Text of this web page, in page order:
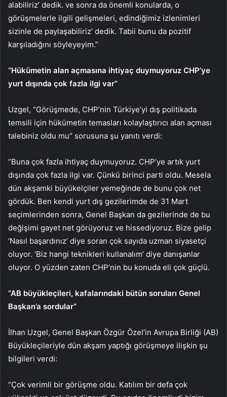
alabiliriz’ dedik. ve sonra da önemli konularda, o
görüşmelerle ilgili gelişmeleri, edindiğimiz izlenimleri
sizinle de paylaşabiliriz’ dedik. Tabii bunu da pozitif
karşıladığını söyleyeyim.”
“Hükümetin alan açmasına ihtiyaç duymuyoruz CHP’ye
yurt dışında çok fazla ilgi var”
Uzgel, “Görüşmede, CHP’nin Türkiye’yi dış politikada
temsili için hükümetin temasları kolaylaştırıcı alan açması
talebiniz oldu mu” sorusuna şu yanıtı verdi:
“Buna çok fazla ihtiyaç duymuyoruz. CHP’ye artık yurt
dışında çok fazla ilgi var. Çünkü birinci parti oldu. Mesela
dün akşamki büyükelçiler yemeğinde de bunu çok net
gördük. Ben kendi yurt dış gezilerimde de 31 Mart
seçimlerinden sonra, Genel Başkan da gezilerinde de bu
değişimi gayet net görüyoruz ve hissediyoruz. Bize gelip
‘Nasıl başardınız’ diye soran çok sayıda uzman siyasetçi
oluyor. ‘Biz hangi teknikleri kullanalım’ diye danışanlar
oluyor. O yüzden zaten CHP’nin bu konuda eli çok güçlü.
“AB büyükleçileri, kafalarındaki bütün soruları Genel
Başkan’a sordular”
İlhan Uzgel, Genel Başkan Özgür Özel’in Avrupa Birliği (AB)
Büyükleçileriyle dün akşam yaptığı görüşmeye ilişkin şu
bilgileri verdi:
“Çok verimli bir görüşme oldu. Katılım bir defa çok